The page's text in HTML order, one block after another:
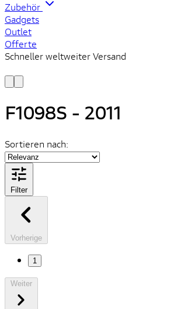
Zubehör
Gadgets
Outlet
Offerte
Schneller weltweiter Versand
F1098S - 2011
Sortieren nach:
Filter
Vorherige
1